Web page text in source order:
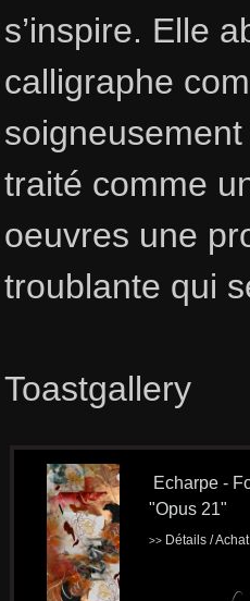
s’inspire. Elle
calligraphe
traité comme
oeuvres une
troublante qui
Toastgallery
Echarpe -
"Opus 21"
>> Détails /